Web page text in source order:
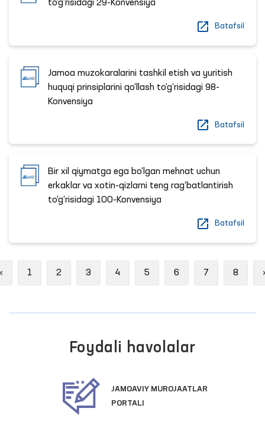
to‘g‘risidagi 29-Konvensiya
Batafsil
Jamoa muzokaralarini tashkil etish va yuritish
huquqi prinsiplarini qo‘llash to‘g‘risidagi 98-
Konvensiya
Batafsil
Bir xil qiymatga ega bo‘lgan mehnat uchun
erkaklar va xotin-qizlarni teng rag‘batlantirish
to‘g‘risidagi 100-Konvensiya
Batafsil
Previous
1 2 3 4 5 6 7 8
Foydali havolalar
JAMOAVIY MUROJAATLAR
PORTALI